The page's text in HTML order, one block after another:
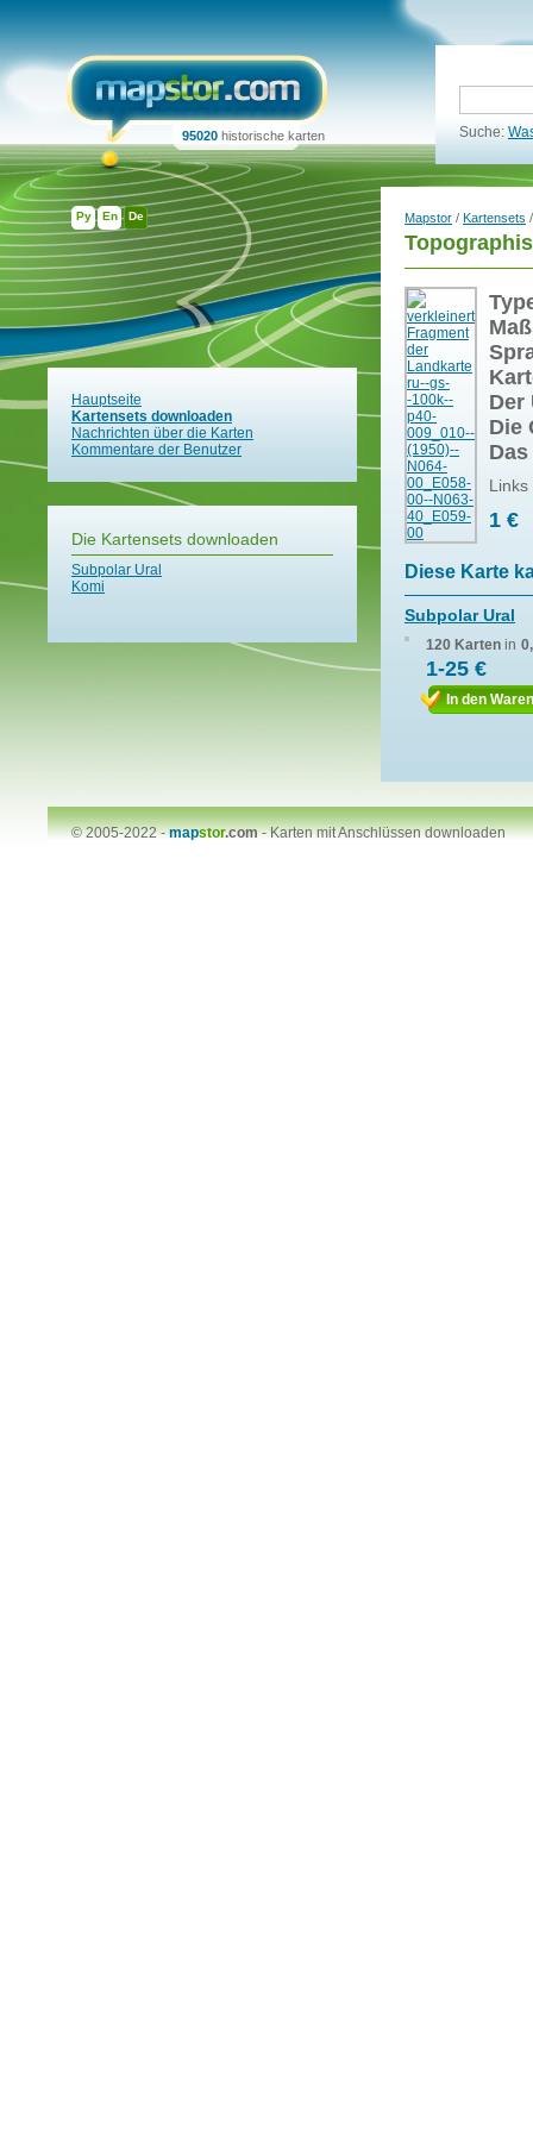
Ру En De
95020 historische karten Suche:
Hauptseite
Kartensets downloaden
Nachrichten über die Karten
Kommentare der Benutzer
Die Kartensets downloaden
Subpolar Ural
Komi
Mapstor / Kartensets
Der
Die
1 €
Diese Karte
Subpolar Ural
120 Karten in
1-25 €
In den
© 2005-2022 -mapstor.com-Karten mit Anschlüssen downloaden